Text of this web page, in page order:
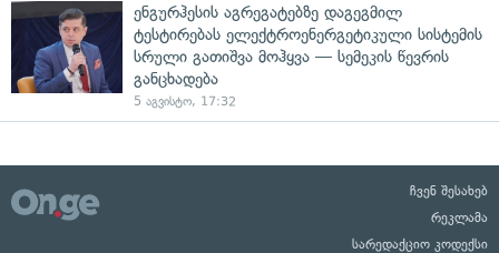
ენგურჰესის აგრეგატებზე დაგეგმილ
ტესტირებას ელექტროენერგეტიკული სისტემის
სრული გათიშვა მოჰყვა — სემეკის წევრის
განცხადება
5 აგვისტო, 17:32
ჩვენ შესახებ
რეკლამა
სარედაქციო კოდექსი